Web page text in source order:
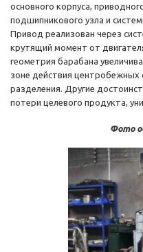
основного корпуса,
подшипникового узла и
Привод реализован через
крутящий момент от
геометрия барабана
зоне действия
разделения. Другие
потери целевого продукта,
Фото